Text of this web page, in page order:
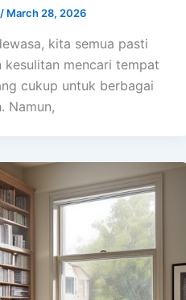
/ March 28, 2026
kita semua pasti
kesulitan mencari tempat
cukup untuk berbagai
Namun,